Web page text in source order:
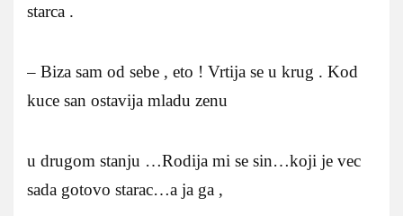
starca .
– Biza sam od sebe , eto ! Vrtija se u krug . Kod
kuce san ostavija mladu zenu
u drugom stanju …Rodija mi se sin…koji je vec
sada gotovo starac…a ja ga ,